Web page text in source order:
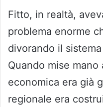
Fitto, in realtà,
problema enorme
divorando il
Quando mise
economica era già
regionale era